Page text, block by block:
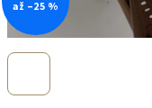
až –25 %